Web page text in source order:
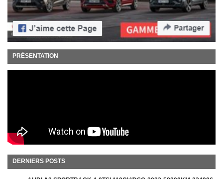
PRÉSENTATION
DERNIERS POSTS